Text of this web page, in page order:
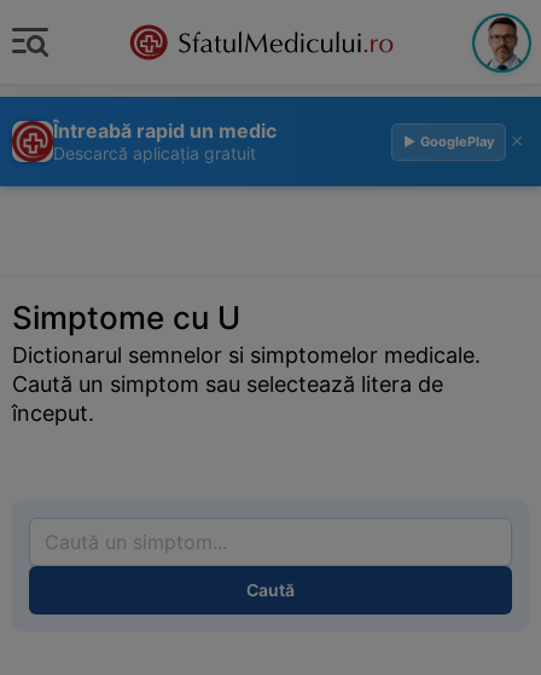
Întreabă rapid un medic
Descarcă aplicația gratuit
▶ GooglePlay ×
Simptome cu U
Dictionarul semnelor si simptomelor medicale.
Caută un simptom sau selectează litera de
început.
Caută